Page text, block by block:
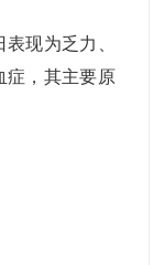
现为乏力、
症，其主要原